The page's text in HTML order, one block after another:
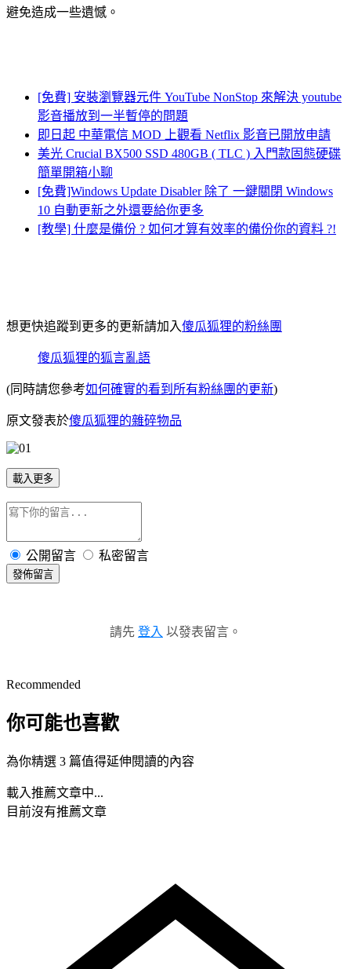
避免造成一些遺憾。
[免費] 安裝瀏覽器元件 YouTube NonStop 來解決 youtube
影音播放到一半暫停的問題
即日起 中華電信 MOD 上觀看 Netflix 影音已開放申請
美光 Crucial BX500 SSD 480GB ( TLC ) 入門款固態硬碟
簡單開箱小聊
[免費]Windows Update Disabler 除了 一鍵關閉 Windows
10 自動更新之外還要給你更多
[教學] 什麼是備份 ? 如何才算有效率的備份你的資料 ?!
想更快追蹤到更多的更新請加入傻瓜狐狸的粉絲團
傻瓜狐狸的狐言亂語
(同時請您參考如何確實的看到所有粉絲團的更新)
原文發表於傻瓜狐狸的雜碎物品
載入更多
公開留言 私密留言
發佈留言
請先 登入 以發表留言。
Recommended
你可能也喜歡
為你精選 3 篇值得延伸閱讀的內容
載入推薦文章中...
目前沒有推薦文章